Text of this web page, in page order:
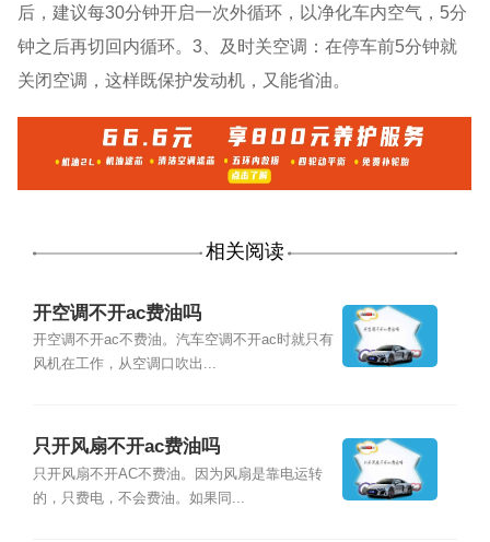
后，建议每30分钟开启一次外循环，以净化车内空气，5分
钟之后再切回内循环。3、及时关空调：在停车前5分钟就
关闭空调，这样既保护发动机，又能省油。
相关阅读
开空调不开ac费油吗
开空调不开ac不费油。汽车空调不开ac时就只有
风机在工作，从空调口吹出...
只开风扇不开ac费油吗
只开风扇不开AC不费油。因为风扇是靠电运转
的，只费电，不会费油。如果同...